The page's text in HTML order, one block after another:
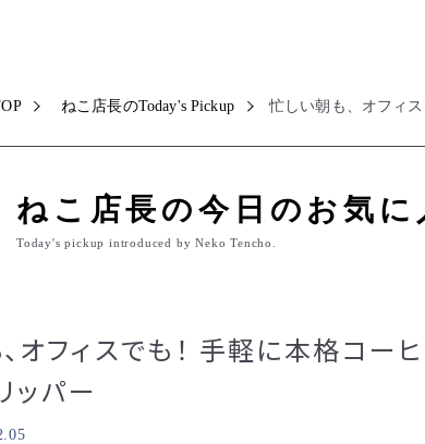
ねこ店長のToday's Pickup 忙しい朝も、オフィ
ねこ店長の今日のお気に
Today's pickup introduced by Neko Tencho.
オフィスでも！ 手軽に本格コー
ッパー